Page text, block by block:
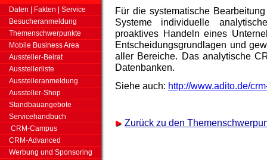
Daten | Fakten | Service
Besucheranmeldung
Themenschwerpunkte
Mobile Business Area
Aussteller-Beirat
Ausstellerliste
Ausstelleranmeldung
Aussteller-Shop
Standbauangebote
Servicehandbuch
CRM-Campus
CRM-Advanced
Werbung und Sponsoring
Für die systematische
Systeme individuelle
proaktives Handeln eines
Entscheidungsgrundlagen und
aller Bereiche. Das analytische
Datenbanken.
Siehe auch: http://www.adito.de/
Zurück zu den